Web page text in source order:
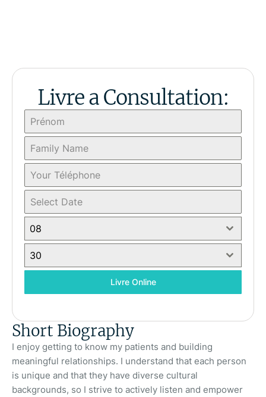
Livre a Consultation:
08
30
Livre Online
Short Biography
I enjoy getting to know my patients and building
meaningful relationships. I understand that each person
is unique and that they have diverse cultural
backgrounds, so I strive to actively listen and empower